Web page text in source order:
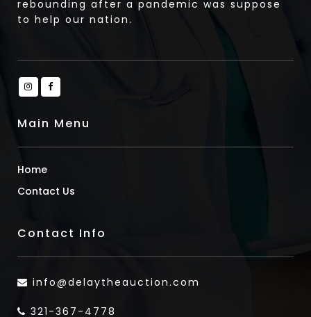
rebounding after a pandemic was suppose
to help our nation.
Main Menu
Home
Contact Us
Contact Info
info@delaytheauction.com
321-367-4778